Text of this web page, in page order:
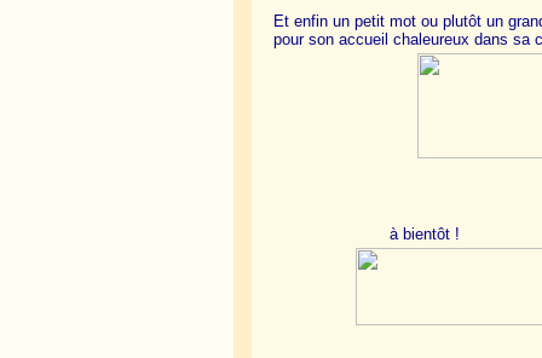
Et enfin un petit mot ou plutôt un
pour son accueil chaleureux dans sa
à bientôt !